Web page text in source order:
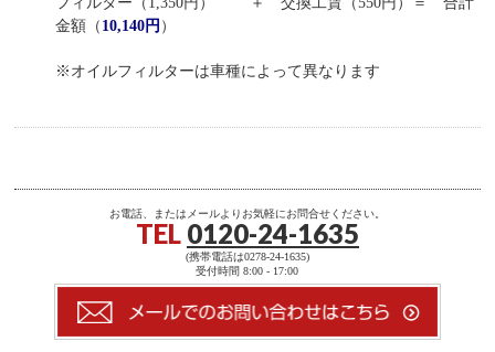
金額（ 10,140円 ）
※オイルフィルターは車種によって異なります
お電話、またはメールよりお気軽にお問合せください。
TEL 0120-24-1635
(携帯電話は0278-24-1635)
受付時間 8:00 - 17:00